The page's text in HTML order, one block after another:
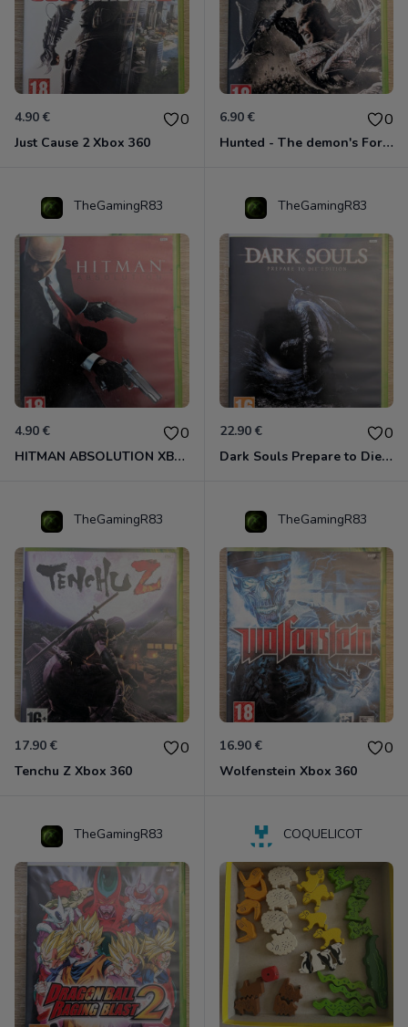
4.90 € 0
Just Cause 2 Xbox 360
6.90 € 0
Hunted - The demon's Forge Xbox 360 (Complet CIB)
TheGamingR83
4.90 € 0
HITMAN ABSOLUTION XBOX 360
TheGamingR83
22.90 € 0
Dark Souls Prepare to Die Edition XBOX 360
TheGamingR83
17.90 € 0
Tenchu Z Xbox 360
TheGamingR83
16.90 € 0
Wolfenstein Xbox 360
TheGamingR83 COQUELICOT